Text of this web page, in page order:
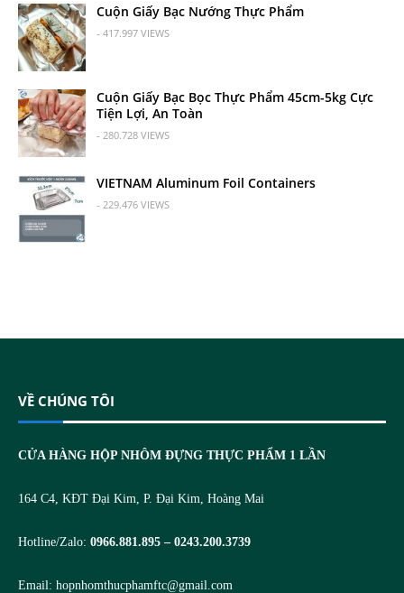
Cuộn Giấy Bạc Nướng Thực Phẩm
- 417.997 VIEWS
Cuộn Giấy Bạc Bọc Thực Phẩm 45cm-5kg Cực
Tiện Lợi, An Toàn
- 280.728 VIEWS
VIETNAM Aluminum Foil Containers
- 229.476 VIEWS
VỀ CHÚNG TÔI
CỬA HÀNG HỘP NHÔM ĐỰNG THỰC PHẨM 1 LẦN
164 C4, KĐT Đại Kim, P. Đại Kim, Hoàng Mai
Hotline/Zalo: 0966.881.895 – 0243.200.3739
Email: hopnhomthucphamftc@gmail.com